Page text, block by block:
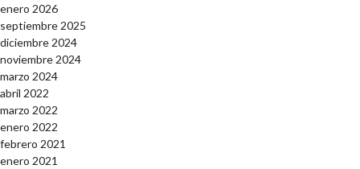
enero 2026
septiembre 2025
diciembre 2024
noviembre 2024
marzo 2024
abril 2022
marzo 2022
enero 2022
febrero 2021
enero 2021